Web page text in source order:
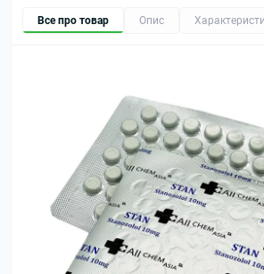
Все про товар Опис